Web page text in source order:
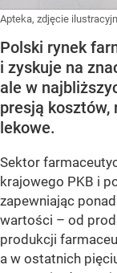
Apteka, zdjęcie
Polski rynek
i zyskuje na
ale w
presją
lekowe.
Sektor
krajowego PKB i
zapewniając
wartości – od
produkcji
a w ostatnich